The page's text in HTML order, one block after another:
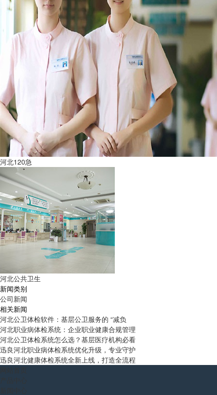
河北120急
河北公共卫生
新闻类别
公司新闻
相关新闻
河北公卫体检软件：基层公卫服务的 “减负
河北职业病体检系统：企业职业健康合规管理
河北公卫体检系统怎么选？基层医疗机构必看
迅良河北职业病体检系统优化升级，专业守护
迅良河北健康体检系统全新上线，打造全流程